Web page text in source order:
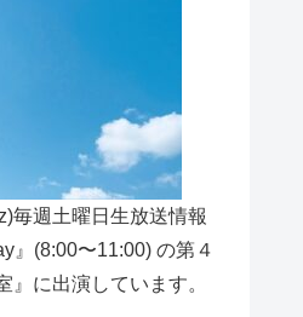
毎週土曜日生放送情報
』(8:00〜11:00) の第４
』に出演しています。